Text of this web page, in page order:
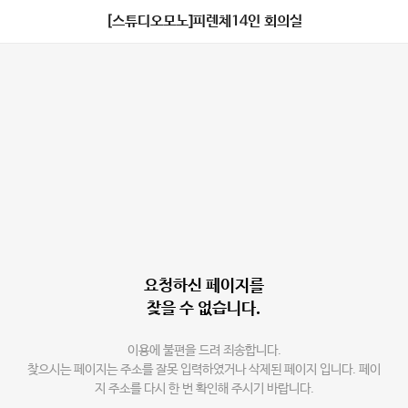
[스튜디오모노]피렌체14인 회의실
요청하신 페이지를
찾을 수 없습니다.
이용에 불편을 드려 죄송합니다.
찾으시는 페이지는 주소를 잘못 입력하였거나 삭제된 페이지 입니다. 페이
지 주소를 다시 한 번 확인해 주시기 바랍니다.